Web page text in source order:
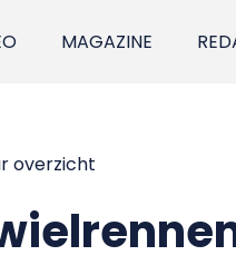
MAGAZINE
overzicht